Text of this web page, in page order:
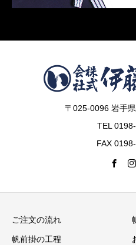
〒025-0096 岩手
TEL
FAX
ご注文の流れ
帆前掛の工程